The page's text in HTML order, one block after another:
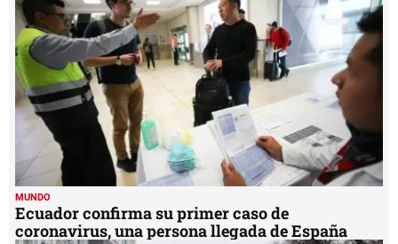
MUNDO
Ecuador confirma su primer caso de
coronavirus, una persona llegada de España